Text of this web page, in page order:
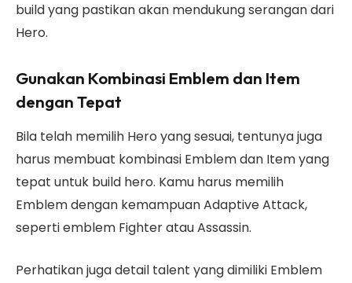
build yang pastikan akan mendukung serangan dari
Hero.
Gunakan Kombinasi Emblem dan Item
dengan Tepat
Bila telah memilih Hero yang sesuai, tentunya juga
harus membuat kombinasi Emblem dan Item yang
tepat untuk build hero. Kamu harus memilih
Emblem dengan kemampuan Adaptive Attack,
seperti emblem Fighter atau Assassin.
Perhatikan juga detail talent yang dimiliki Emblem